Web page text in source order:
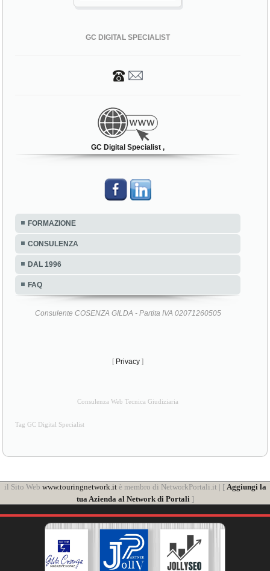
GC DIGITAL SPECIALIST
GC Digital Specialist ,
FORMAZIONE
CONSULENZA
DAL 1996
FAQ
Consulente COSENZA GILDA - Partita IVA 02071260505
[ Privacy ]
Consulenza Web Tecnica Giudiziaria
Tag GC Digital Specialist
il Sito Web www.touringnetwork.itè membro di NetworkPortali.it | [ Aggiungi la
tua Azienda al Network di Portali]